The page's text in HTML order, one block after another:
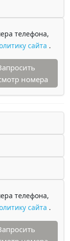
телефона,
сайта .
номера
телефона,
сайта .